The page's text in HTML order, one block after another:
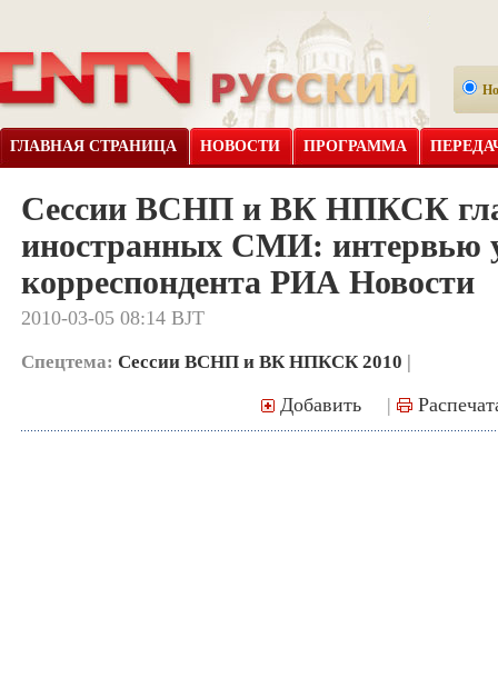
ГЛАВНАЯ СТРАНИЦА НОВОСТИ ПРОГРАММА
Сессии ВСНП и ВК НПКСК
иностранных СМИ: интервью
корреспондента РИА Новости
2010-03-05 08:14 BJT
Спецтема: Сессии ВСНП и ВК НПКСК 2010 |
Добавить |